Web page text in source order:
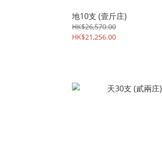
地10支 (壹斤庄)
HK$26,570.00
HK$21,256.00